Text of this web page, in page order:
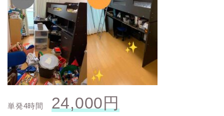
単発4時間 24,000円